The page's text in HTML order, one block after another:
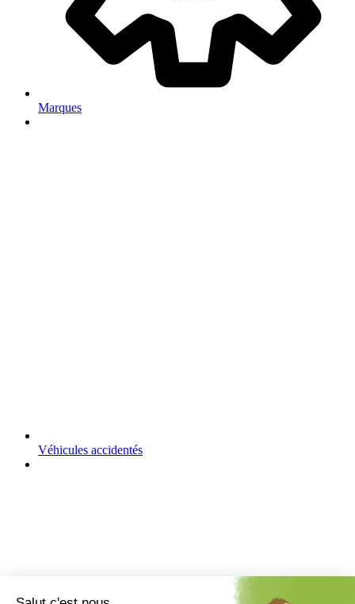
Marques
Véhicules accidentés